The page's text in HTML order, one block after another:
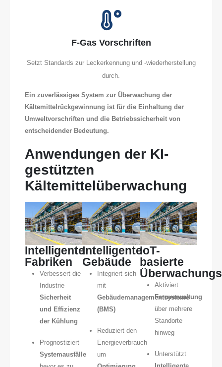
F-Gas Vorschriften
Setzt Standards zur Leckerkennung und -wiederherstellung
durch.
Ein zuverlässiges System zur Überwachung der
Kältemittelrückgewinnung ist für die Einhaltung der
Umweltvorschriften und die Betriebssicherheit von
entscheidender Bedeutung.
Anwendungen der KI-
gestützten
Kältemittelüberwachung
Intelligente
Fabriken
Verbessert die
Industrie
Sicherheit
und Effizienz
der Kühlung
Prognostiziert
Systemausfälle
Intelligente
Gebäude
Integriert sich
mit
Gebäudemanagementsysteme
(BMS)
Reduziert den
Energieverbrauch
um
IoT-
basierte
Aktiviert
Fernverwaltung
über mehrere
Standorte
hinweg
Unterstützt